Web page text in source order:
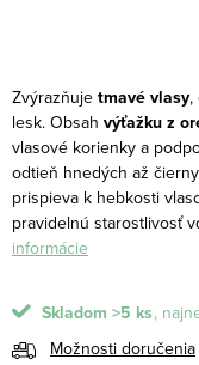
Zvýrazňuje tmavé vlasy,
lesk. Obsah výťažku z
vlasové korienky a
odtieň hnedých až
prispieva k hebkosti
pravidelnú starostlivosť
informácie
Skladom >5 ks
Možnosti doručenia